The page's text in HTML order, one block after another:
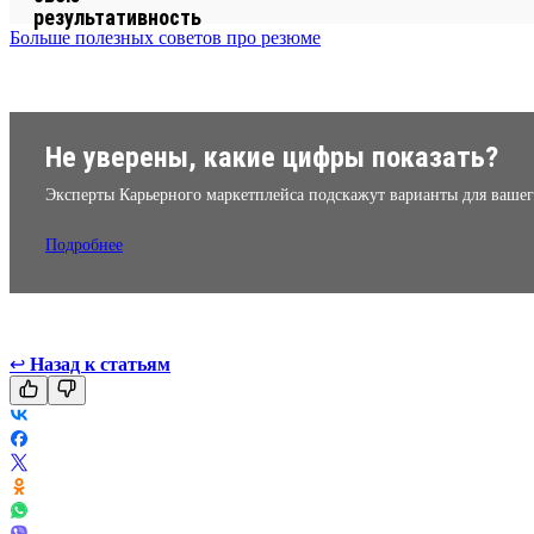
Больше полезных советов про резюме
Не уверены, какие цифры показать?
Эксперты Карьерного маркетплейса подскажут варианты для
Подробнее
↩ Назад к статьям